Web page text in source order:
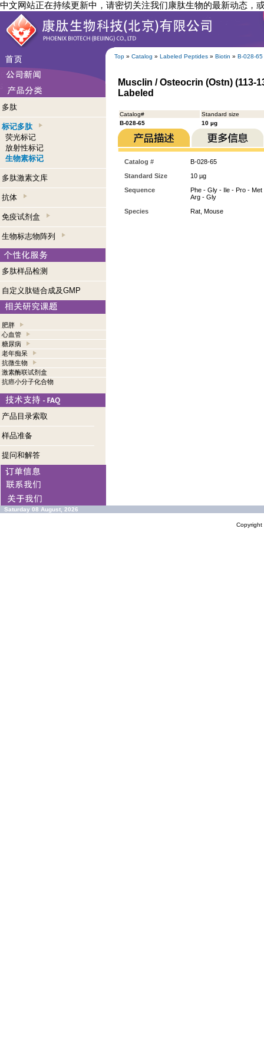
中文网站正在持续更新中，请密切关注我们康肽生物的最新动态，
Top » Catalog » Labeled Peptides » Biotin » B-028-65
多肽
标记多肽
荧光标记
放射性标记
生物素标记
多肽激素文库
抗体
免疫试剂盒
生物标志物阵列
多肽样品检测
自定义肽链合成及GMP
肥胖
心血管
糖尿病
老年痴呆
抗微生物
激素酶联试剂盒
抗癌小分子化合物
产品目录索取
样品准备
提问和解答
Musclin / Osteocrin (Ostn) (113-
Labeled
Catalog#
Standard size
B-028-65
10 µg
Catalog #
B-028-65
Standard Size
10 µg
Sequence
Phe - Gly - Ile - Pro -
Arg - Gly
Species
Rat, Mouse
Saturday 08 August, 2026